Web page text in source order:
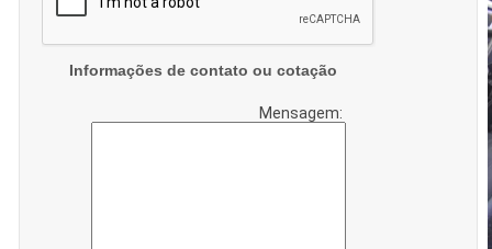
Informações de contato ou cotação
Mensagem: